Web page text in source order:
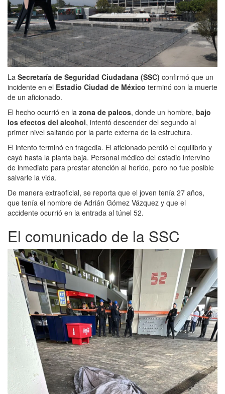
La Secretaría de Seguridad Ciudadana (SSC) confirmó que un
incidente en el Estadio Ciudad de México terminó con la muerte
de un aficionado.
El hecho ocurrió en la zona de palcos, donde un hombre, bajo
los efectos del alcohol, intentó descender del segundo al
primer nivel saltando por la parte externa de la estructura.
El intento terminó en tragedia. El aficionado perdió el equilibrio y
cayó hasta la planta baja. Personal médico del estadio intervino
de inmediato para prestar atención al herido, pero no fue posible
salvarle la vida.
De manera extraoficial, se reporta que el joven tenía 27 años,
que tenía el nombre de Adrián Gómez Vázquez y que el
accidente ocurrió en la entrada al túnel 52.
El comunicado de la SSC